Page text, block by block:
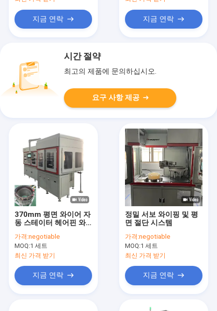
지금 연락 지금 연락
시간 절약
최고의 제품에 문의하십시오.
요구 사항 제공
370mm 평면 와이어 자
동 스테이터 헤어핀 와
용자 정의
가격:negotiable
MOQ:1 세트
최신 가격 받기
지금 연락
정밀 서보 와이핑 및 평
면 절단 시스템
가격:negotiable
MOQ:1 세트
최신 가격 받기
지금 연락